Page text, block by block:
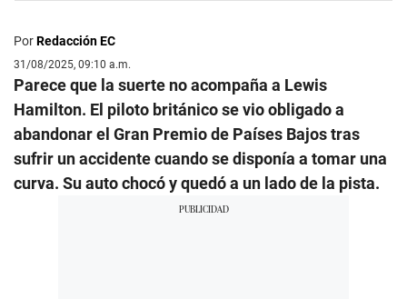
PorRedacción EC
31/08/2025, 09:10 a.m.
Parece que la suerte no acompaña a Lewis
Hamilton. El piloto británico se vio obligado a
abandonar el Gran Premio de Países Bajos tras
sufrir un accidente cuando se disponía a tomar una
curva. Su auto chocó y quedó a un lado de la pista.